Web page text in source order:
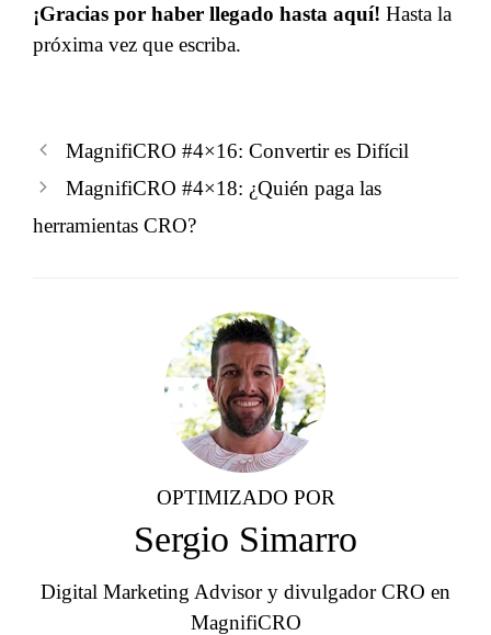
¡Gracias por haber llegado hasta aquí! Hasta la
próxima vez que escriba.
MagnifiCRO #4×16: Convertir es Difícil
MagnifiCRO #4×18: ¿Quién paga las
herramientas CRO?
OPTIMIZADO POR
Sergio Simarro
Digital Marketing Advisor y divulgador CRO en
MagnifiCRO